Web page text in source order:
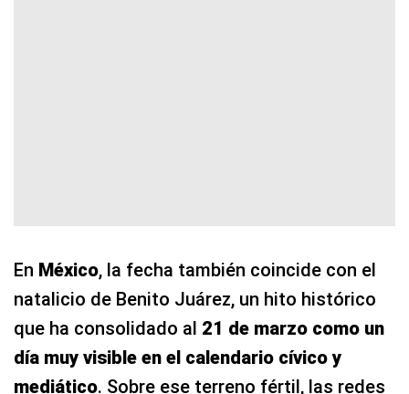
En México, la fecha también coincide con el
natalicio de Benito Juárez, un hito histórico
que ha consolidado al 21 de marzo como un
día muy visible en el calendario cívico y
mediático. Sobre ese terreno fértil, las redes